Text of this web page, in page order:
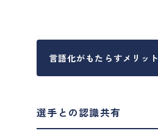
言語化がもたらすメリット
選手との認識共有